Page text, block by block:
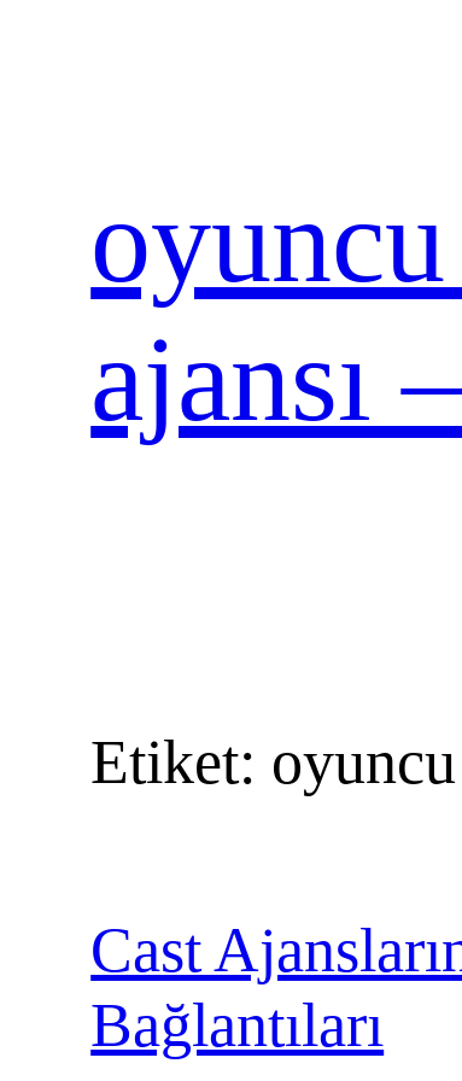
oyuncu
ajansı
Etiket: oyuncu
Cast
Bağlantıları